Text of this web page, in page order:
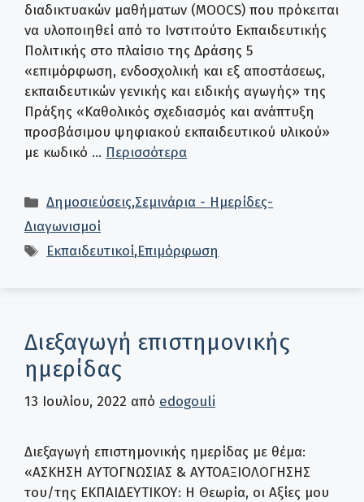
διαδικτυακών μαθήματων (ΜOOCS) που πρόκειται
να υλοποιηθεί από το Ινστιτούτο Εκπαιδευτικής
Πολιτικής στο πλαίσιο της Δράσης 5
«επιμόρφωση, ενδοσχολική και εξ αποστάσεως,
εκπαιδευτικών γενικής και ειδικής αγωγής» της
Πράξης «Καθολικός σχεδιασμός και ανάπτυξη
προσβάσιμου ψηφιακού εκπαιδευτικού υλικού»
με κωδικό … Περισσότερα
Κατηγορίες
Δημοσιεύσεις,Σεμινάρια - Ημερίδες-
Διαγωνισμοί
Ετικέτες
Εκπαιδευτικοί,Επιμόρφωση
Διεξαγωγή επιστημονικής
ημερίδας
13 Ιουλίου, 2022 από edogouli
Διεξαγωγή επιστημονικής ημερίδας με θέμα:
«ΑΣΚΗΣΗ ΑΥΤΟΓΝΩΣΙΑΣ & ΑΥΤΟΑΞΙΟΛΟΓΗΣΗΣ
του/της ΕΚΠΑΙΔΕΥΤΙΚΟΥ: Η Θεωρία, οι Αξίες μου